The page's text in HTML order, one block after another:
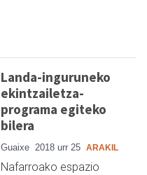
Landa-inguruneko
ekintzailetza-
programa egiteko
bilera
Guaixe 2018 urr 25 ARAKIL
Nafarroako espazio